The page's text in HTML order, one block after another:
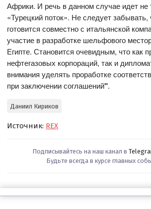
Африки. И речь в данном случае идет не
«Турецкий поток». Не следует
готовится совместно с итальянской
участие в разработке шельфового
Египте. Становится очевидным, что как
нефтегазовых корпораций, так и
внимания уделять проработке
при заключении соглашений".
Даниил Кириков
Источник: REX
Подписывайтесь на наш канал в
Будьте всегда в курсе главных